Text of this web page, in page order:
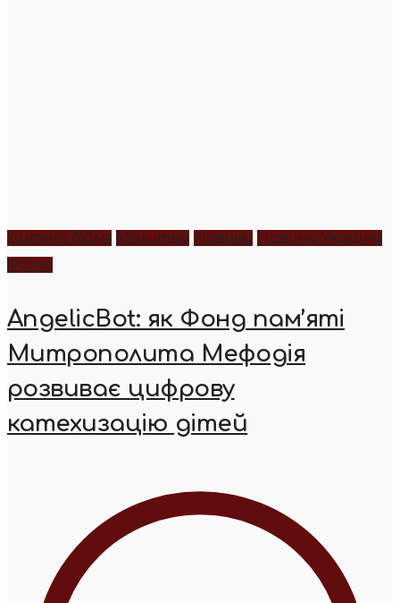
Дитяча біблія Молитва Новини Новини України
Фото
AngelicBot: як Фонд пам’яті
Митрополита Мефодія
розвиває цифрову
катехизацію дітей